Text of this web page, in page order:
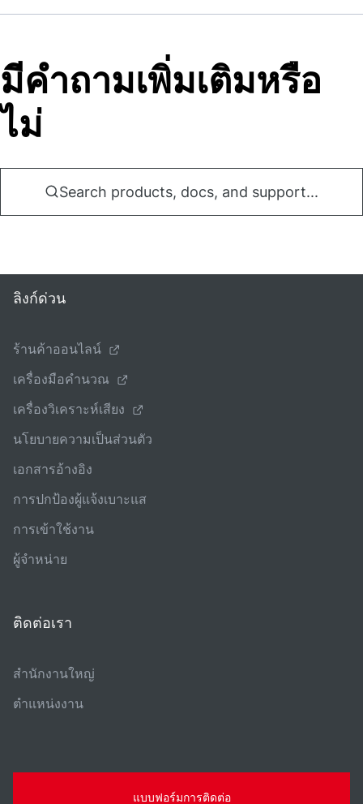
มีคําถามเพิ่มเติมหรือ
ไม่
Search products, docs, and support...
ลิงก์ด่วน
ร้านค้าออนไลน์
เครื่องมือคํานวณ
เครื่องวิเคราะห์เสียง
นโยบายความเป็นส่วนตัว
เอกสารอ้างอิง
การปกป้องผู้แจ้งเบาะแส
การเข้าใช้งาน
ผู้จําหน่าย
ติดต่อเรา
สํานักงานใหญ่
ตําแหน่งงาน
แบบฟอร์มการติดต่อ